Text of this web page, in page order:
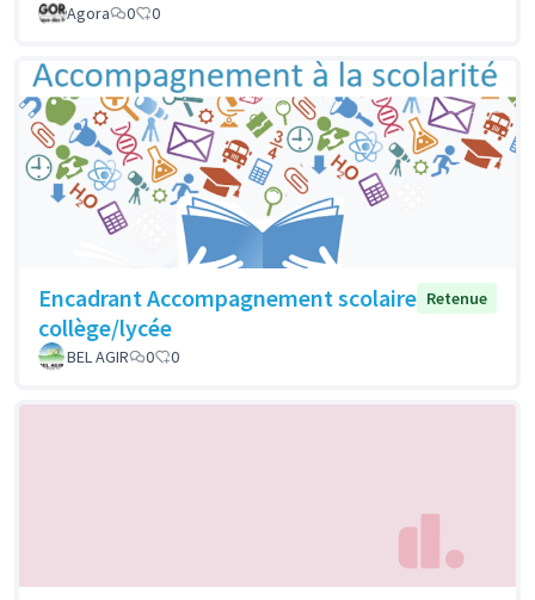
Agora 0 0
Encadrant Accompagnement scolaire
collège/lycée
Retenue
BEL AGIR 0 0